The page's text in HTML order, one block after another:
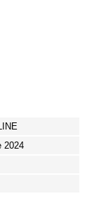
2024